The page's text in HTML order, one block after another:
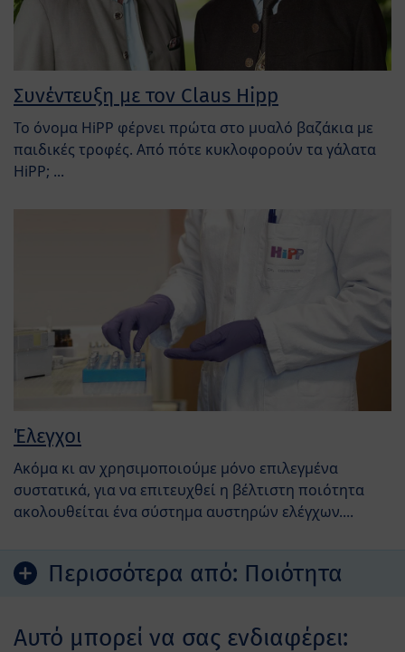
Συνέντευξη με τον Claus Hipp
Το όνομα HiPP φέρνει πρώτα στο μυαλό βαζάκια με
παιδικές τροφές. Από πότε κυκλοφορούν τα γάλατα
HiPP; ...
Έλεγχοι
Ακόμα κι αν χρησιμοποιούμε μόνο επιλεγμένα
συστατικά, για να επιτευχθεί η βέλτιστη ποιότητα
ακολουθείται ένα σύστημα αυστηρών ελέγχων....
Περισσότερα από: Ποιότητα
Αυτό μπορεί να σας ενδιαφέρει: